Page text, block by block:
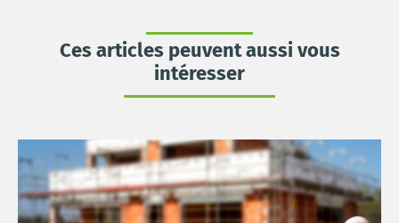
Ces articles peuvent aussi vous
intéresser